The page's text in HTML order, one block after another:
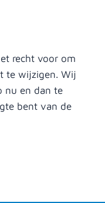
recht voor om
te wijzigen. Wij
nu en dan te
bent van de